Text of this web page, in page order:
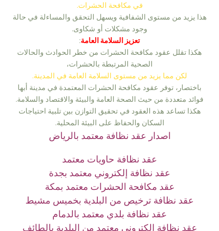
في مكافحة الحشرات.
هذا يزيد من مستوى الشفافية ويسهل التحقق والمساءلة في حالة
وجود مشكلات أو شكاوى.
تعزيز السلامة العامة:
هكذا تقلل عقود مكافحة الحشرات من خطر الحوادث والحالات
الصحية المرتبطة بالحشرات،
لكن مما يزيد من مستوى السلامة العامة في المدينة.
باختصار، توفر عقود مكافحة الحشرات المعتمدة في مدينة أبها
فوائد متعددة من حيث الصحة العامة والبيئة والاقتصاد والسلامة.
هكذا تساعد هذه العقود في تحقيق التوازن بين تلبية احتياجات
السكان والحفاظ على البيئة المحلية.
اصدار عقد نظافة معتمد بالرياض
عقد نظافة حاويات معتمد
عقد نظافة إلكتروني معتمد بجدة
عقد مكافحة الحشرات معتمد بمكة
عقد نظافة ترخيص من البلدية بخميس مشيط
عقد نظافة بلدي معتمد بالدمام
عقد نظافة الكتروني معتمد من البلدية بالطائف